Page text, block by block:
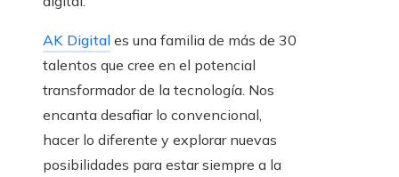
AK Digital es una familia de más de 30
talentos que cree en el potencial
transformador de la tecnología. Nos
encanta desafiar lo convencional,
hacer lo diferente y explorar nuevas
posibilidades para estar siempre a la